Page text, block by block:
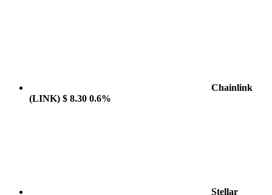
Chainlink
(LINK) $ 8.30 0.6%
Stellar